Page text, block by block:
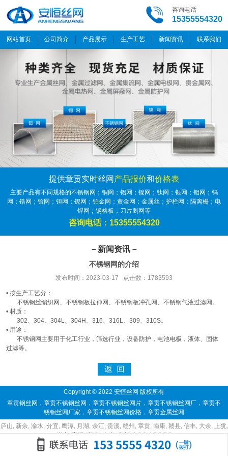
咨询电话
15355554320
网站首页 公司简介 产品展示 生产工艺 新闻资讯 联系我们
提供章贡实时丝网 产品报价和价格表
主要产品有不同规格的不锈钢网；铜网；铝网；镍网；钛网；银网；钼网；钨
网；锆网；铪网；钽网；铌网；铂金网；黄金网；金属丝；护栏网；隔离栅；电
焊网；钢格板；刀片刺网等
咨询电话：15355554320
－新闻资讯－
不锈钢网的介绍
发布时间：2023-03-17 点击数：1783593
• 按生产工艺分：
不锈钢丝编织网、不锈钢板拉伸网、不锈钢板冲孔网、不锈钢气液过滤网。
• 材质：
302、304、304L、304H、316、316L、309、310S。
• 用途：
不锈钢网主要用于化工行业，筛选行业，设备防护，电池电极，液体、固体
过滤等。
Copyright © 2022 安恒丝网 版权所有
章贡钢丝网 ， 章贡不锈钢丝网 ， 章贡不锈钢丝网片 ， 章贡不锈钢丝网厂 ， 章贡不
锈钢丝网厂家 ， 章贡不锈钢丝网价格 ， 章贡金属丝网
庐山, 新余, 渝水, 分宜, 鹰潭, 月湖 , 余江, 贵溪, 赣州 , 章贡, 南康, 赣县, 信丰, 大余, 上犹,
崇义,安远,定南,全南,宁都,1,2,3,4,5,6,7,8